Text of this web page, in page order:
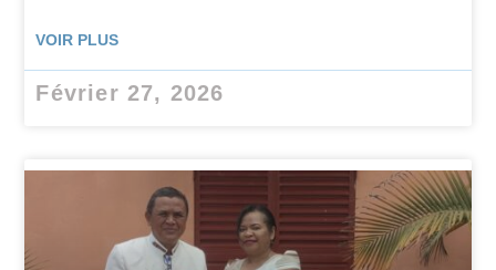
VOIR PLUS
Février 27, 2026